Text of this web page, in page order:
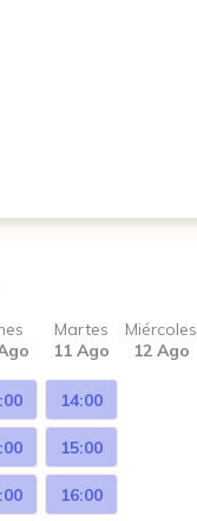
Martes
11 Ago
14:00
15:00
16:00
Miércoles
12 Ago